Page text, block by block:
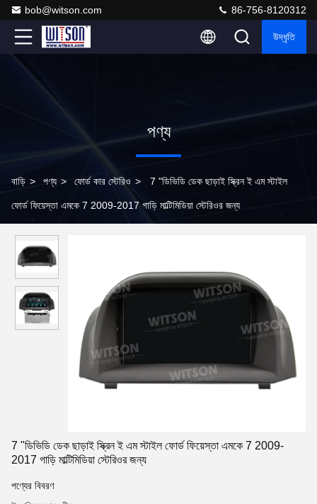
bob@witson.com 86-756-8120312
উদ্ধৃতি
পণ্য
বাড়ি > পণ্য > ফোর্ড কার স্টেরিও > 7 "ডিভিডি ডেক ছাড়াই স্ক্রিন ই এম স্টাইল
ফোর্ড ফিয়েস্তা এমকে 7 2009-2017 গাড়ি মাল্টিমিডিয়া স্টেরিওর জন্য
7 "ডিভিডি ডেক ছাড়াই স্ক্রিন ই এম স্টাইল ফোর্ড ফিয়েস্তা এমকে 7 2009-
2017 গাড়ি মাল্টিমিডিয়া স্টেরিওর জন্য
পণ্যের বিবরণ